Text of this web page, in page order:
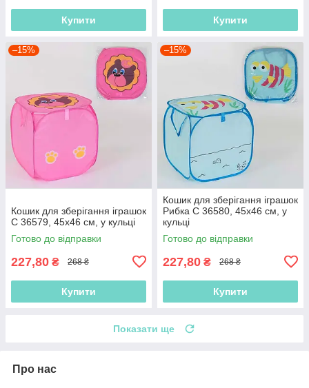
Купити Купити
–15%
Кошик для зберігання іграшок
C 36579, 45х46 см, у кульці
Готово до відправки
227,80 ₴ 268 ₴
Купити
–15%
Кошик для зберігання іграшок
Рибка C 36580, 45х46 см, у
кульці
Готово до відправки
227,80 ₴ 268 ₴
Купити
Показати ще
Про нас